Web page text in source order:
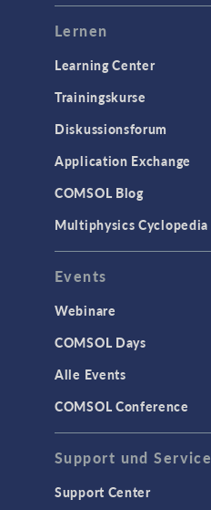
Lernen
Learning Center
Trainingskurse
Diskussionsforum
Application Exchange
COMSOL Blog
Multiphysics Cyclopedia
Events
Webinare
COMSOL Days
Alle Events
COMSOL Conference
Support und Service
Support Center